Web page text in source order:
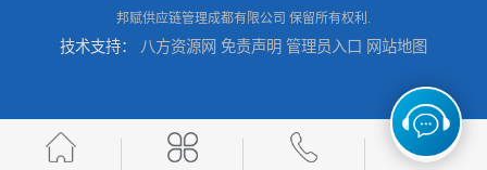
蓉欧铁路波兰罗兹食品成都清关物流 蓉欧铁路清关订柜公司，波兰德国蓉欧铁路门到门
邦赋供应链管理成都有限公司 保留所有权利.
技术支持： 八方资源网 免责声明 管理员入口 网站地图